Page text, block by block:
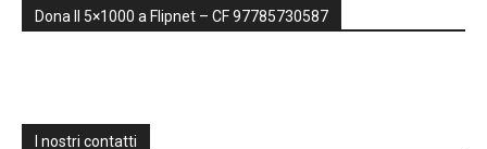
Dona Il 5×1000 a Flipnet – CF 97785730587
I nostri contatti